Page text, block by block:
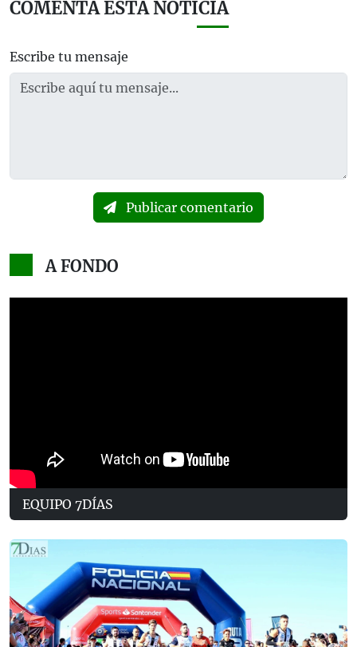
COMENTA ESTA NOTICIA
Escribe tu mensaje
Publicar comentario
A FONDO
EQUIPO 7DÍAS